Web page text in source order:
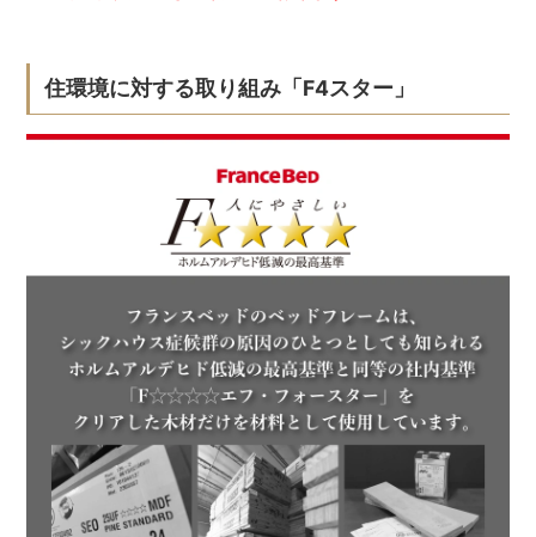
住環境に対する取り組み「F4スター」